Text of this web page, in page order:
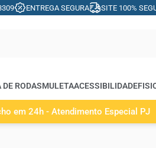
ENTREGA SEGURA SITE 100%
DE RODASMULETAACESSIBILIDADE
em 24h - Atendimento Especial PJ